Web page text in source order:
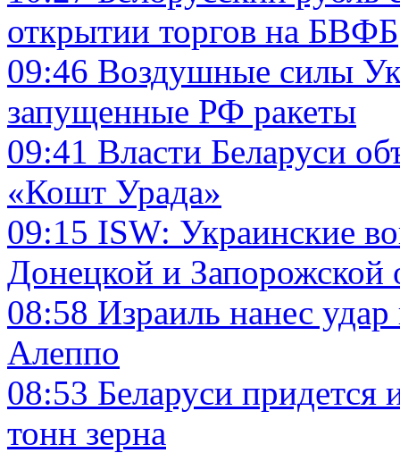
открытии торгов на БВФБ
09:46 Воздушные силы
запущенные РФ ракеты
09:41 Власти Беларуси
«Кошт Урада»
09:15 ISW: Украинские
Донецкой и Запорожской
08:58 Израиль нанес
Алеппо
08:53 Беларуси придется
тонн зерна